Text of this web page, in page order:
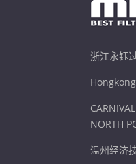
浙江永钰
NORTH
温州经济